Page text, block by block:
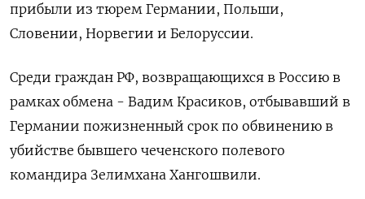
прибыли из тюрем Германии, Польши,
Словении, Норвегии и Белоруссии.
Среди граждан РФ, возвращающихся в Россию в
рамках обмена - Вадим Красиков, отбывавший в
Германии пожизненный срок по обвинению в
убийстве бывшего чеченского полевого
командира Зелимхана Хангошвили.